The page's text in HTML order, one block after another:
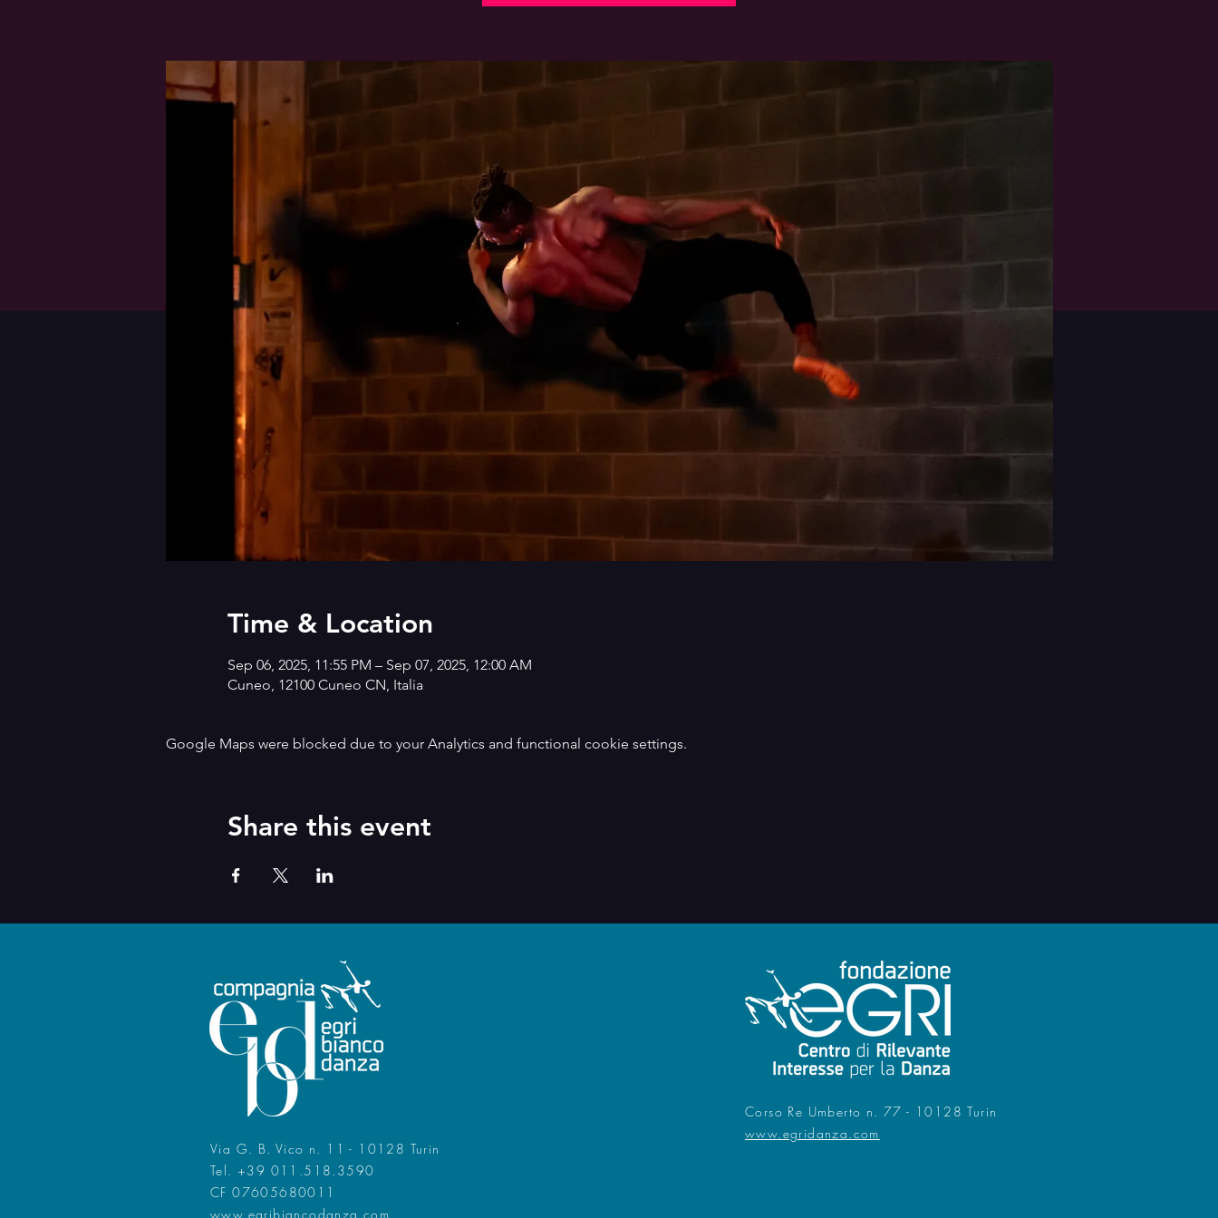
Time & Location
Sep 06, 2025, 11:55 PM – Sep 07, 2025, 12:00 AM
Cuneo, 12100 Cuneo CN, Italia
Google Maps were blocked due to your Analytics and functional cookie settings.
Share this event
Via G. B. Vico n. 11 - 10128 Turin
Tel. +39 011.518.3590
CF 07605680011
www.egribiancodanza.com
Corso Re Umberto n. 77 - 10128 Turin
www.egridanza.com